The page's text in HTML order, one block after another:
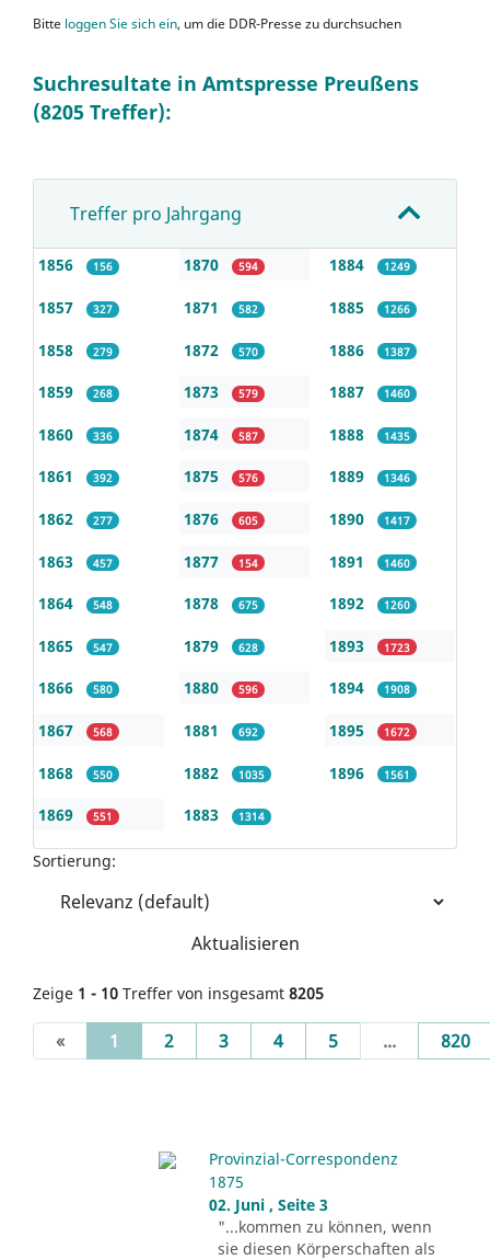
Bitte loggen Sie sich ein, um die DDR-Presse zu durchsuchen
Suchresultate in Amtspresse Preußens
(8205 Treffer):
Treffer pro Jahrgang
1856 156
1857 327
1858 279
1859 268
1860 336
1861 392
1862 277
1863 457
1864 548
1865 547
1866 580
1867 568
1868 550
1869 551
1870 594
1871 582
1872 570
1873 579
1874 587
1875 576
1876 605
1877 154
1878 675
1879 628
1880 596
1881 692
1882 1035
1883 1314
1884 1249
1885 1266
1886 1387
1887 1460
1888 1435
1889 1346
1890 1417
1891 1460
1892 1260
1893 1723
1894 1908
1895 1672
1896 1561
Sortierung:
Aktualisieren
Zeige 1 - 10 Treffer von insgesamt 8205
« 1 (current)
2 3 4 5 ... 820
Provinzial-Correspondenz
1875
02. Juni , Seite 3
"...kommen zu können, wenn
sie diesen Körperschaften als